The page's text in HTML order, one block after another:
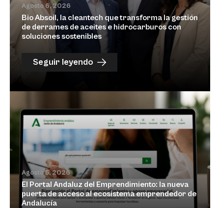
Agosto 6, 2026
Bio Absoil, la cleantech que transforma la gestión
de derrames de aceites e hidrocarburos con
soluciones sostenibles
Seguir leyendo
Agosto 5, 2026
El Portal Andaluz del Emprendimiento: la nueva
puerta de acceso al ecosistema emprendedor de
Andalucía